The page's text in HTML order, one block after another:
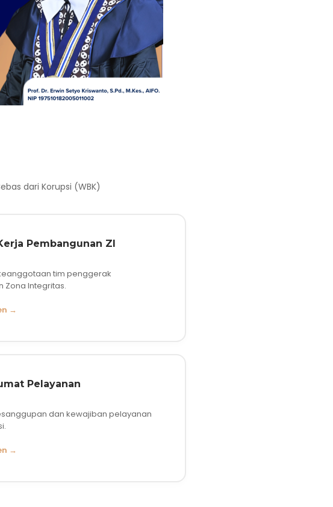
dari Korupsi (WBK)
Pembangunan ZI
tim penggerak
Zona Integritas.
→
Pelayanan
dan kewajiban pelayanan
→